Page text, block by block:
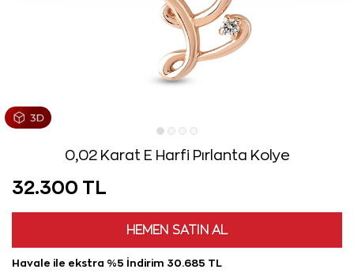
0,02 Karat E Harfi Pırlanta Kolye
32.300 TL
HEMEN SATIN AL
Havale ile ekstra %5 İndirim 30.685 TL